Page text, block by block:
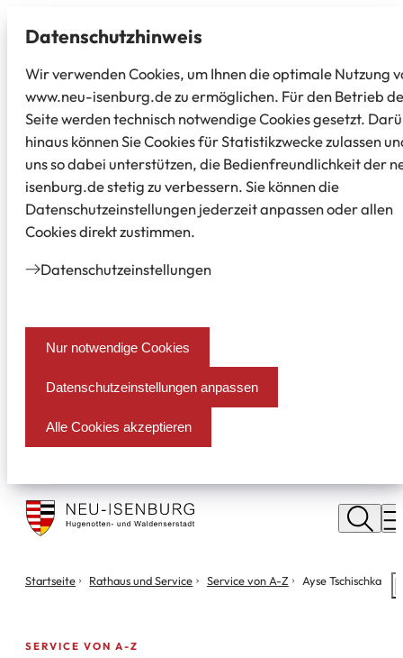
Datenschutz­hinweis
Wir verwenden Cookies, um Ihnen die optimale Nutzung
www.neu-isenburg.de zu ermöglichen. Für den Betrieb
Seite werden technisch notwendige Cookies gesetzt.
hinaus können Sie Cookies für Statistikzwecke zulassen
uns so dabei unterstützen, die Bedienfreundlichkeit der
isenburg.de stetig zu verbessern. Sie können die
Datenschutzeinstellungen jederzeit anpassen oder allen
Cookies direkt zustimmen.
Datenschutz­einstellungen
Nur notwendige Cookies
Datenschutzeinstellungen anpassen
Alle Cookies akzeptieren
Stadt
Neu
Isenburg
SieStartseite Rathaus und Service Service von A-Z Ayse Tschischka
SERVICE VON A-Z